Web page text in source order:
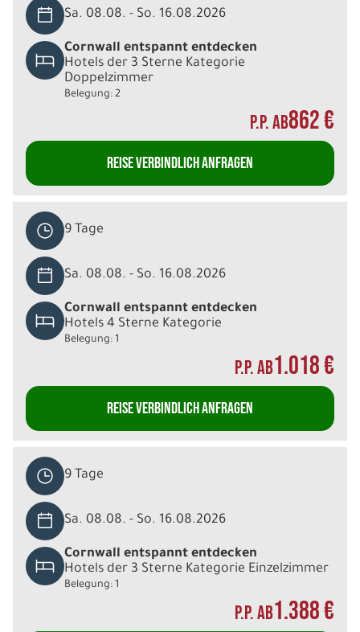
Sa. 08.08. - So. 16.08.2026
Cornwall entspannt entdecken
Hotels der 3 Sterne Kategorie
Doppelzimmer
Belegung: 2
P.P. AB862 €
REISE VERBINDLICH ANFRAGEN
9 Tage
Sa. 08.08. - So. 16.08.2026
Cornwall entspannt entdecken
Hotels 4 Sterne Kategorie
Belegung: 1
P.P. AB1.018 €
REISE VERBINDLICH ANFRAGEN
9 Tage
Sa. 08.08. - So. 16.08.2026
Cornwall entspannt entdecken
Hotels der 3 Sterne Kategorie Einzelzimmer
Belegung: 1
P.P. AB1.388 €